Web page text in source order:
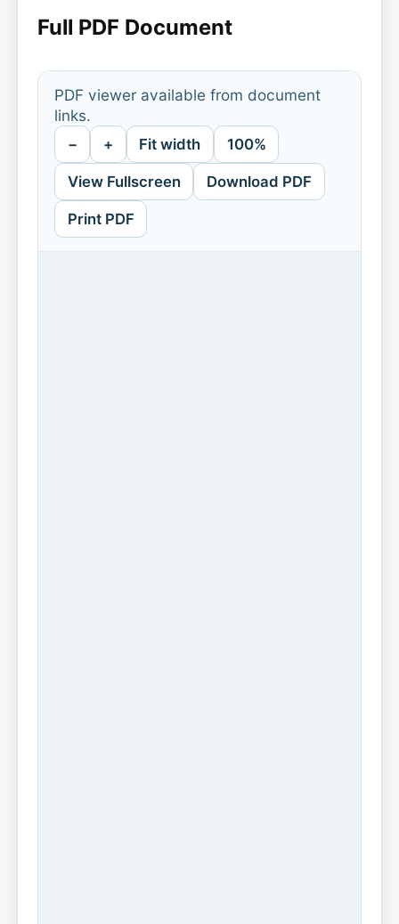
Full PDF Document
PDF viewer available from document
links.
− + Fit width 100%
View Fullscreen Download PDF
Print PDF